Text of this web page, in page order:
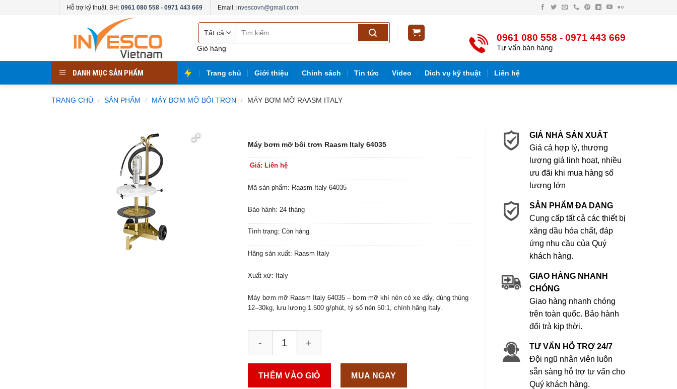
Hỗ trợ kỹ thuật, BH: 0961 080 558 - 0971 443 669 Email: invescovn@gmail.com Facebook
TwitterEmailĐiện
PinterestLinkedInYouTube
Flickr
danh
mục
kiếm:
Giỏ hàng
0961 080 558 - 0971 443 669
Tư vấn bán hàng
DANH MỤC SẢN PHẨM Trang chủ Giới thiệu Chinh sách Tin tức Video Dich vụ kỹ thuật Liên hệ
TRANG CHỦ / SẢN PHẨM / MÁY BƠM MỠ BÔI TRƠN / MÁY BƠM MỠ RAASM ITALY
Máy bơm mỡ bôi trơn Raasm Italy 64035
Giá: Liên hệ
Mã sản phẩm: Raasm Italy 64035
Bảo hành: 24 tháng
Tình trạng: Còn hàng
Hãng sản xuất: Raasm Italy
Xuất xứ: Italy
Máy bơm mỡ Raasm Italy 64035 – bơm mỡ khí nén có xe đẩy, dùng thùng
12–30kg, lưu lượng 1.500 g/phút, tỷ số nén 50:1, chính hãng Italy.
THÊM VÀO GIỎ MUA NGAY
GIÁ NHÀ SẢN XUẤT
Giá cả hợp lý, thương
lượng giá linh hoạt, nhiều
ưu đãi khi mua hàng số
lượng lớn
SẢN PHẨM ĐA DẠNG
Cung cấp tất cả các thiết bị
xăng dầu hóa chất, đáp
ứng nhu cầu của Quý
khách hàng.
GIAO HÀNG NHANH
CHÓNG
Giao hàng nhanh chóng
trên toàn quốc. Bảo hành
đổi trả kịp thời.
TƯ VẤN HỖ TRỢ 24/7
Đội ngũ nhân viên luôn
sẵn sàng hỗ trợ tư vấn cho
Quý khách hàng.